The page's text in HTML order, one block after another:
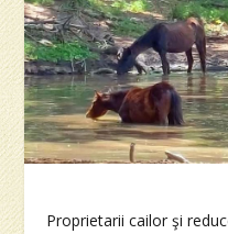
Proprietarii cailor şi